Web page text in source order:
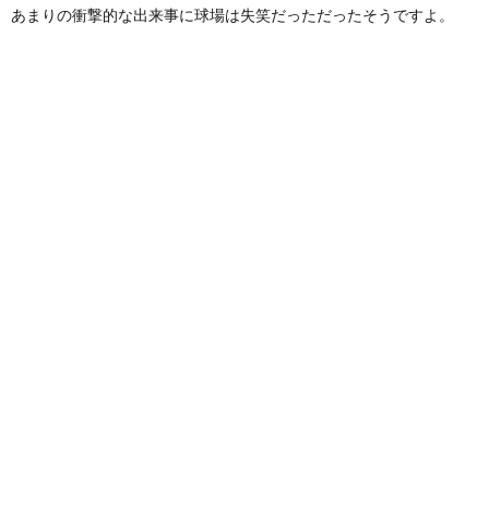
あまりの衝撃的な出来事に球場は失笑だっただったそうですよ。